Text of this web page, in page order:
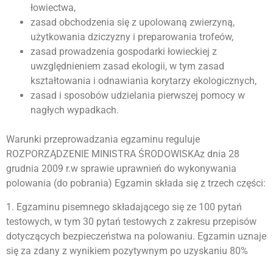
łowiectwa,
zasad obchodzenia się z upolowaną zwierzyną,
użytkowania dziczyzny i preparowania trofeów,
zasad prowadzenia gospodarki łowieckiej z
uwzględnieniem zasad ekologii, w tym zasad
kształtowania i odnawiania korytarzy ekologicznych,
zasad i sposobów udzielania pierwszej pomocy w
nagłych wypadkach.
Warunki przeprowadzania egzaminu reguluje
ROZPORZĄDZENIE MINISTRA ŚRODOWISKAz dnia 28
grudnia 2009 r.w sprawie uprawnień do wykonywania
polowania (do pobrania) Egzamin składa się z trzech części:
1. Egzaminu pisemnego składającego się ze 100 pytań
testowych, w tym 30 pytań testowych z zakresu przepisów
dotyczących bezpieczeństwa na polowaniu. Egzamin uznaje
się za zdany z wynikiem pozytywnym po uzyskaniu 80%